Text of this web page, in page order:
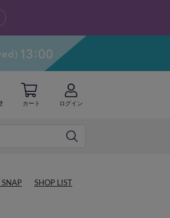
カート ログイン
SNAP SHOP LIST